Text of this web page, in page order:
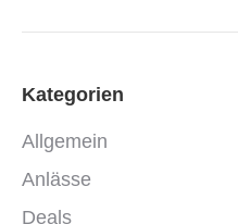
Kategorien
Allgemein
Anlässe
Deals